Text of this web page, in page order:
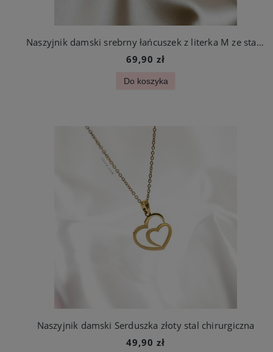
Naszyjnik damski srebrny łańcuszek z literka M ze stali chirurgicznej
69,90 zł
Do koszyka
Naszyjnik damski Serduszka złoty stal chirurgiczna
49,90 zł